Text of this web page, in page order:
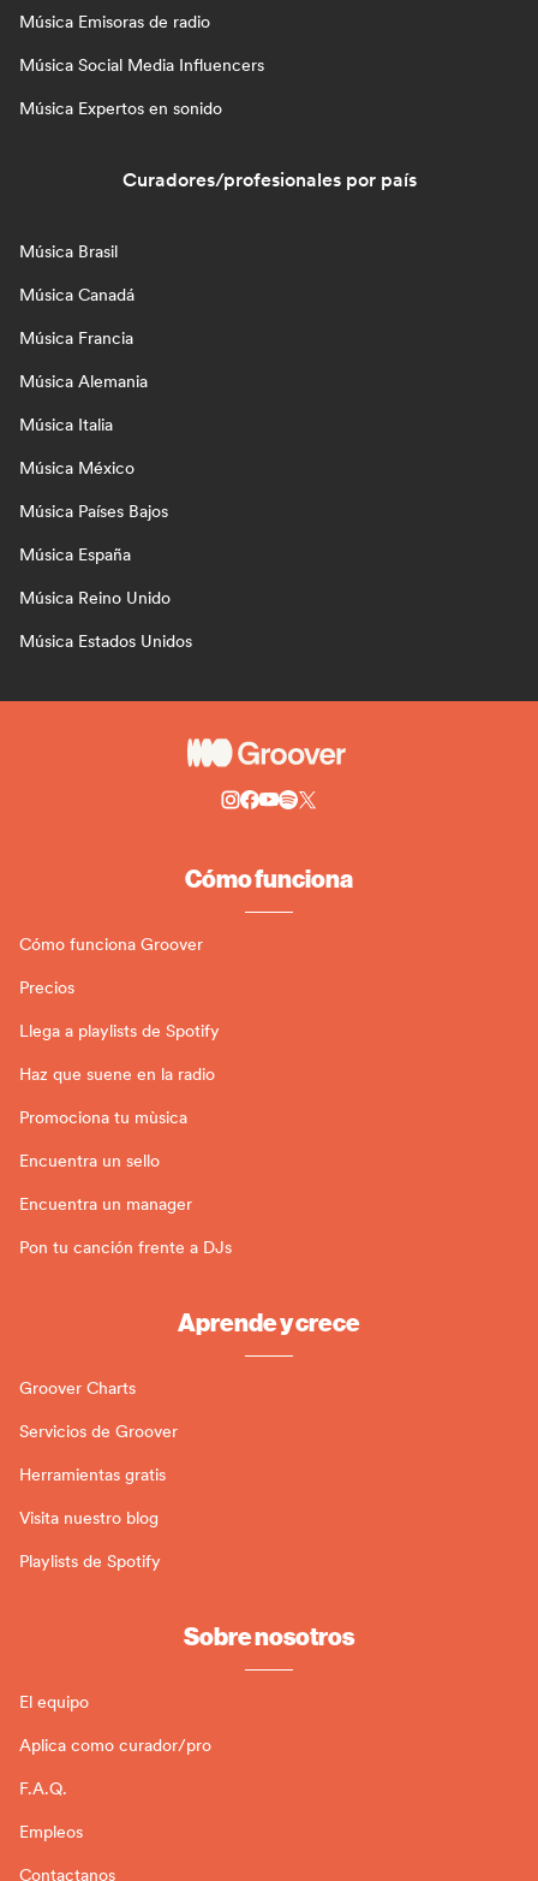
Música Emisoras de radio
Música Social Media Influencers
Música Expertos en sonido
Curadores/profesionales por país
Música Brasil
Música Canadá
Música Francia
Música Alemania
Música Italia
Música México
Música Países Bajos
Música España
Música Reino Unido
Música Estados Unidos
Cómo funciona
Cómo funciona Groover
Precios
Llega a playlists de Spotify
Haz que suene en la radio
Promociona tu mùsica
Encuentra un sello
Encuentra un manager
Pon tu canción frente a DJs
Aprende y crece
Groover Charts
Servicios de Groover
Herramientas gratis
Visita nuestro blog
Playlists de Spotify
Sobre nosotros
El equipo
Aplica como curador/pro
F.A.Q.
Empleos
Contactanos